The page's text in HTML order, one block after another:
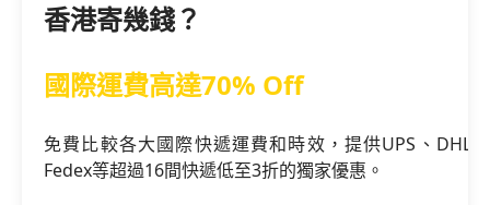
香港寄幾錢？
國際運費高達70% Off
免費比較各大國際快遞運費和時效，提供UPS、DHL、
Fedex等超過16間快遞低至3折的獨家優惠。